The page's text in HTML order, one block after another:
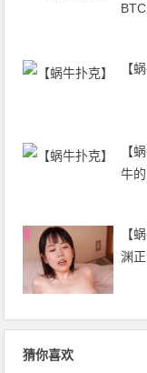
【
【
牛
【
渊
猜你喜欢